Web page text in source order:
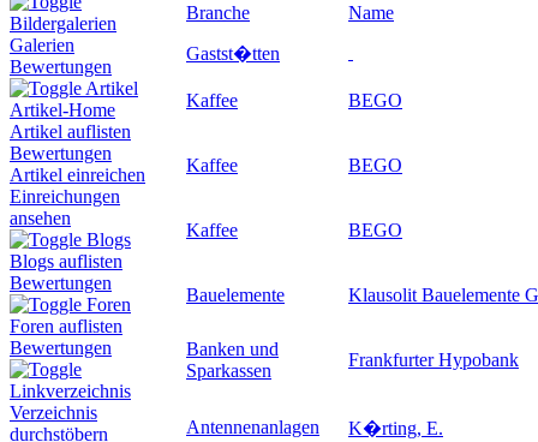
Bildergalerien
Galerien
Bewertungen
Artikel
Artikel-Home
Artikel auflisten
Bewertungen
Artikel einreichen
Einreichungen
ansehen
Blogs
Blogs auflisten
Bewertungen
Foren
Foren auflisten
Bewertungen
Linkverzeichnis
Verzeichnis
durchstöbern
Branche
Name
Gastst�tten
Kaffee BEGO
Kaffee BEGO
Kaffee BEGO
Bauelemente Klausolit Bauelemente
Banken und
Sparkassen
Frankfurter Hypobank
Antennenanlagen K�rting, E.